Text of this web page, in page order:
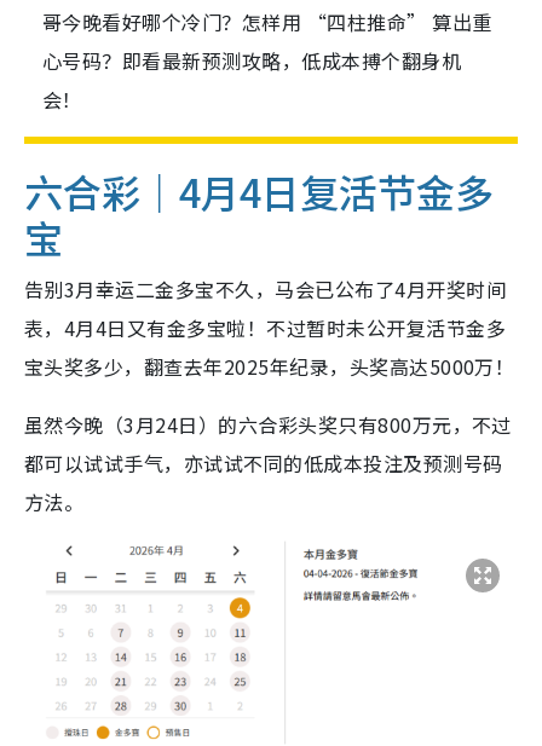
哥今晚看好哪个冷门？怎样用 “四柱推命” 算出重
心号码？即看最新预测攻略，低成本搏个翻身机
会！
六合彩｜4月4日复活节金多
宝
告别3月幸运二金多宝不久，马会已公布了4月开奖时间
表，4月4日又有金多宝啦！不过暂时未公开复活节金多
宝头奖多少，翻查去年2025年纪录，头奖高达5000万！
虽然今晚（3月24日）的六合彩头奖只有800万元，不过
都可以试试手气，亦试试不同的低成本投注及预测号码
方法。